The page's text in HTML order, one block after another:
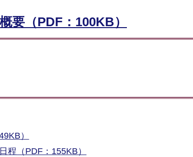
（PDF：100KB）
）
程（PDF：155KB）